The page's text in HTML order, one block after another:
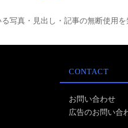
る写真・見出し・記事の無断使用
CONTACT
お問い合わせ
広告のお問い合